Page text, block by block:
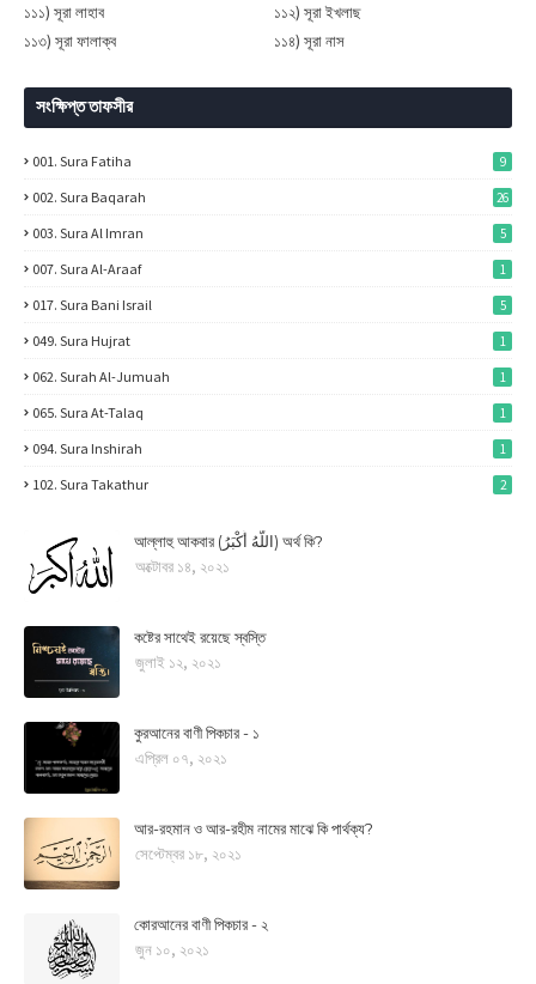
১১১) সূরা লাহাব
১১২) সূরা ইখলাছ
১১৩) সূরা ফালাক্ব
১১৪) সূরা নাস
সংক্ষিপ্ত তাফসীর
001. Sura Fatiha 9
002. Sura Baqarah 26
003. Sura Al Imran 5
007. Sura Al-Araaf 1
017. Sura Bani Israil 5
049. Sura Hujrat 1
062. Surah Al-Jumuah 1
065. Sura At-Talaq 1
094. Sura Inshirah 1
102. Sura Takathur 2
আল্লাহু আকবার (اللَّهُ أَكْبَرُ) অর্থ কি?
অক্টোবর ১৪, ২০২১
কষ্টের সাথেই রয়েছে স্বস্তি
জুলাই ১২, ২০২১
কুরআনের বাণী পিকচার - ১
এপ্রিল ০৭, ২০২১
আর-রহমান ও আর-রহীম নামের মাঝে কি পার্থক্য?
সেপ্টেম্বর ১৮, ২০২১
কোরআনের বাণী পিকচার - ২
জুন ১০, ২০২১